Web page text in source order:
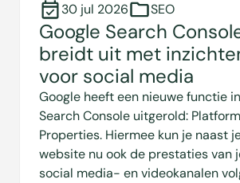
30 jul 2026 SEO
Google Search
breidt uit met
voor social media
Google heeft een nieuwe functie in
Search Console uitgerold: Platform
Properties. Hiermee kun je naast
website nu ook de prestaties van
social media- en videokanalen